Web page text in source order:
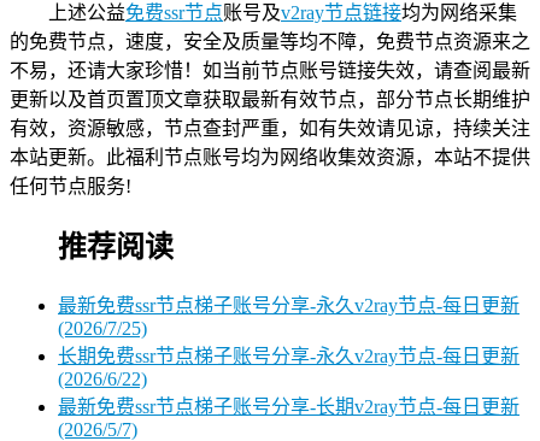
上述公益免费ssr节点账号及v2ray节点链接均为网络采集
的免费节点，速度，安全及质量等均不障，免费节点资源来之
不易，还请大家珍惜！如当前节点账号链接失效，请查阅最新
更新以及首页置顶文章获取最新有效节点，部分节点长期维护
有效，资源敏感，节点查封严重，如有失效请见谅，持续关注
本站更新。此福利节点账号均为网络收集效资源，本站不提供
任何节点服务!
推荐阅读
最新免费ssr节点梯子账号分享-永久v2ray节点-每日更新
(2026/7/25)
长期免费ssr节点梯子账号分享-永久v2ray节点-每日更新
(2026/6/22)
最新免费ssr节点梯子账号分享-长期v2ray节点-每日更新
(2026/5/7)